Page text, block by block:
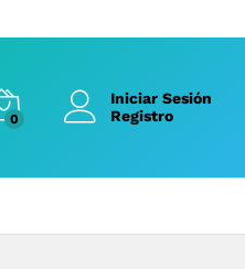
0
Iniciar Sesión
Registro